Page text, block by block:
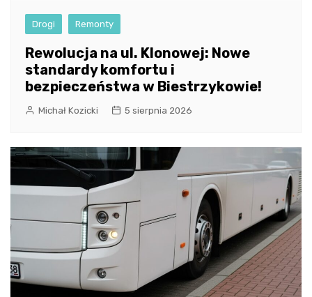
Drogi Remonty
Rewolucja na ul. Klonowej: Nowe
standardy komfortu i
bezpieczeństwa w Biestrzykowie!
Michał Kozicki 5 sierpnia 2026